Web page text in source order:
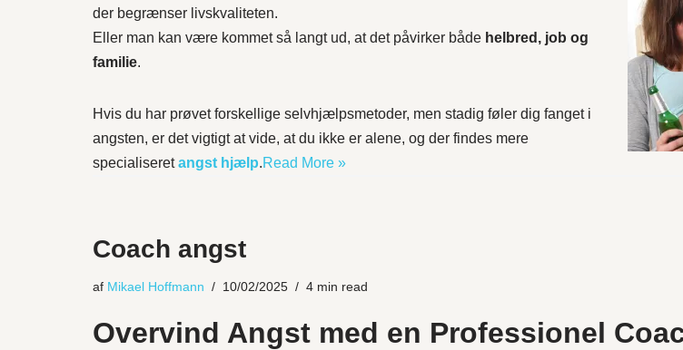
der begrænser livskvaliteten.
Eller man kan være kommet så langt ud, at det påvirker både helbred, job og
familie.
Hvis du har prøvet forskellige selvhjælpsmetoder, men stadig føler dig fanget i
angsten, er det vigtigt at vide, at du ikke er alene, og der findes mere
specialiseretangst hjælp.Read More »
Coach angst
af Mikael Hoffmann 10/02/2025 4 min read
Overvind Angst med en Professionel